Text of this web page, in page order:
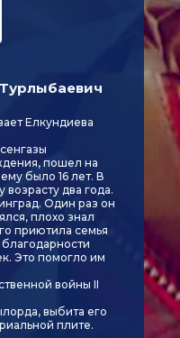
Елкундиева
пошел на
было 16 лет. В
возрасту два года.
Один раз он
плохо знал
приютила семья
Это помогло им
войны II
выбита его
плите.